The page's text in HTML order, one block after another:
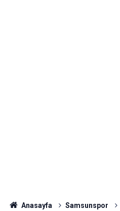
Anasayfa Samsunspor